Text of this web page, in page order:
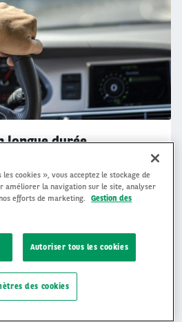
longue durée
sur votre activité principale et
flotte
cookies », vous acceptez le stockage de
améliorer la navigation sur le site, analyser
efforts de marketing.
Gestion des
Autoriser tous les cookies
des cookies